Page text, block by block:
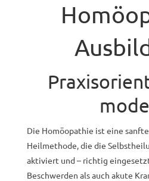
Die Homöopathie ist eine
Heilmethode, die die
aktiviert und – richtig
Beschwerden als auch akute